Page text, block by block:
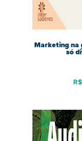
Marketing na
só
R$